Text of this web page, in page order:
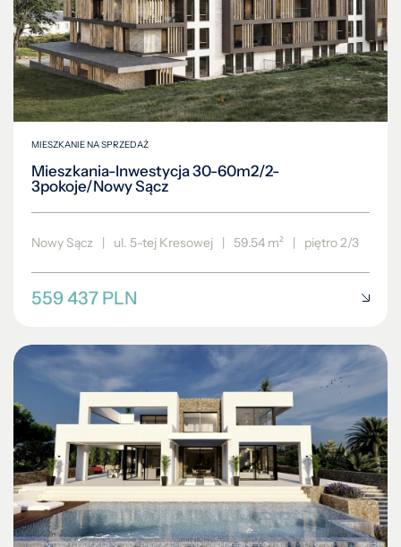
MIESZKANIE NA SPRZEDAŻ
Mieszkania-Inwestycja 30-60m2/2-
3pokoje/Nowy Sącz
Nowy Sącz | ul. 5-tej Kresowej | 59.54 m² | piętro 2/3
559 437 PLN